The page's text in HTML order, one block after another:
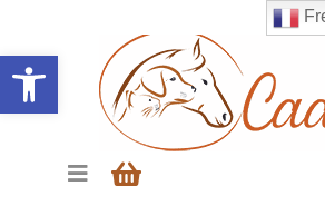
Ouvrir la barre d’outils